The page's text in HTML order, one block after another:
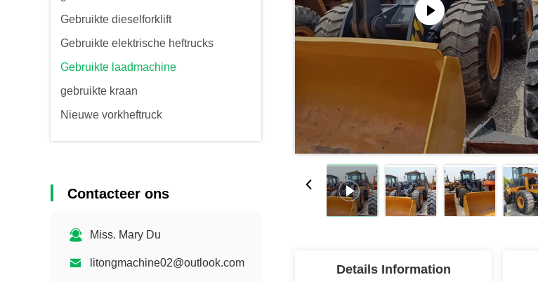
Gebruikte dieselforklift
Gebruikte elektrische heftrucks
Gebruikte laadmachine
gebruikte kraan
Nieuwe vorkheftruck
Contacteer ons
Miss. Mary Du
litongmachine02@outlook.com Details Information